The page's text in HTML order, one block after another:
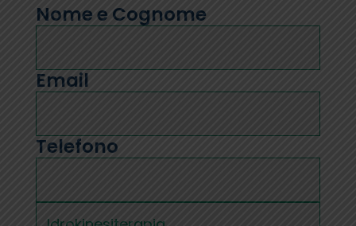
Nome e Cognome
Email
Telefono